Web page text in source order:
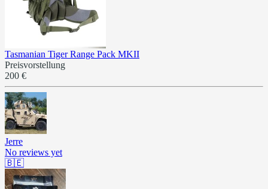
Tasmanian Tiger Range Pack MKII
Preisvorstellung
200 €
Jerre
No reviews yet
🇧🇪